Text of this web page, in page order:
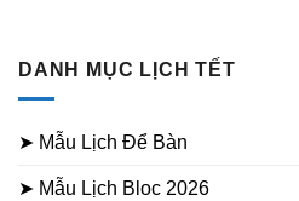
DANH MỤC LỊCH TẾT
➤ Mẫu Lịch Để Bàn
➤ Mẫu Lịch Bloc 2026